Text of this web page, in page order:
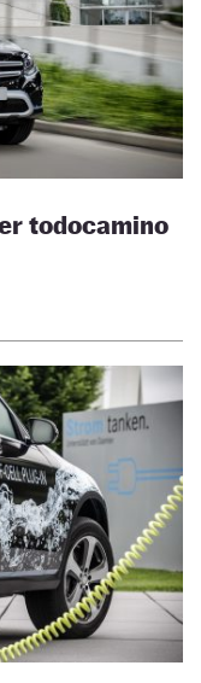
todocamino